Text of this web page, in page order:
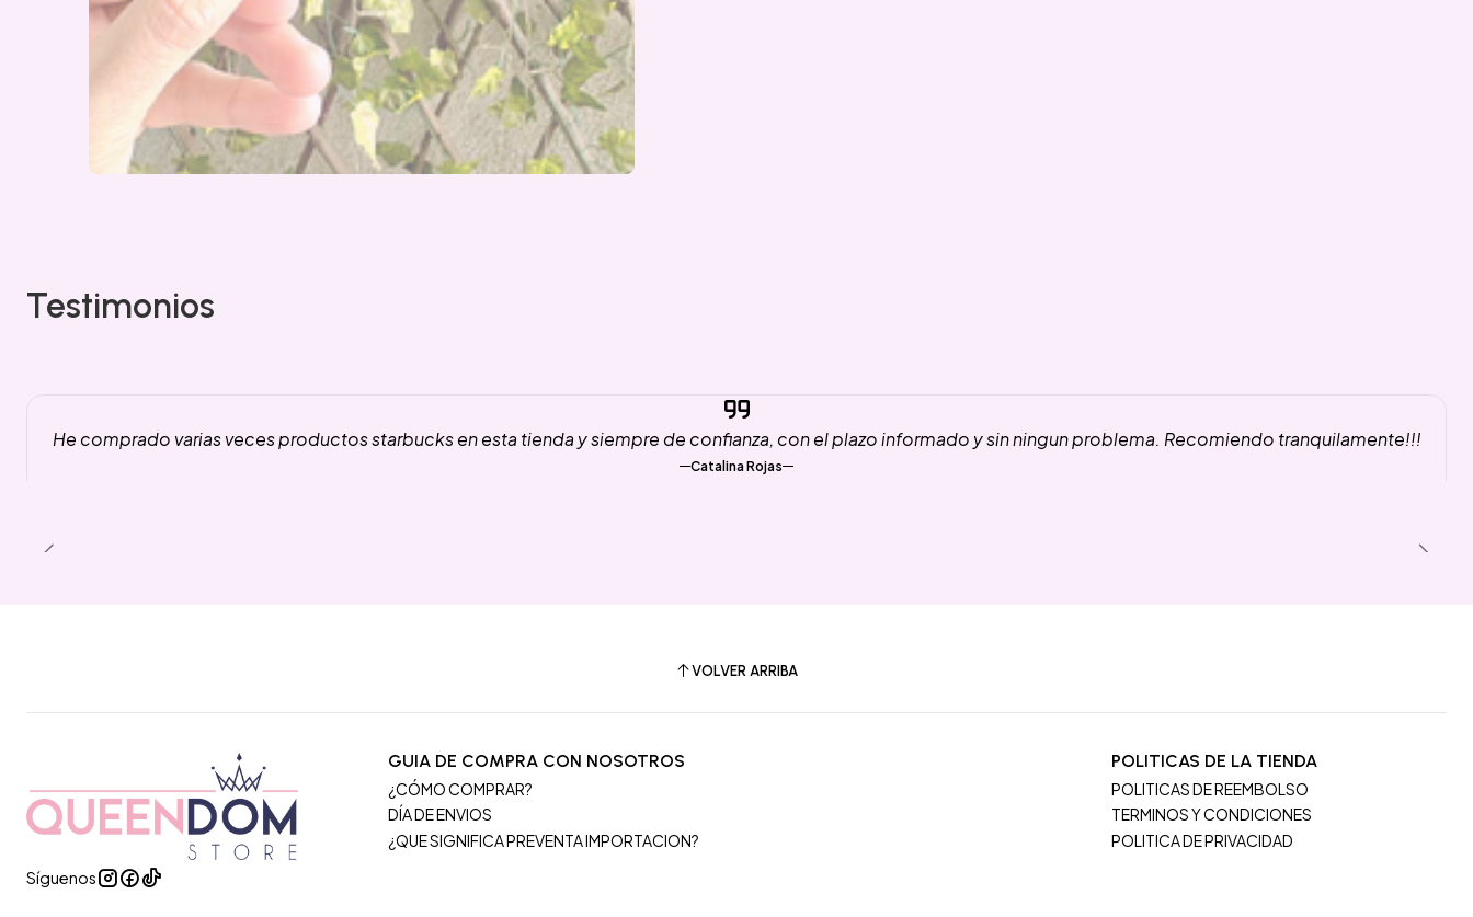
Testimonios
He comprado varias veces productos starbucks en esta tienda y siempre de confianza, con el plazo informado y sin ningun problema. Recomiendo tranquilamente!!!
Catalina Rojas
VOLVER ARRIBA
Síguenos
GUIA DE COMPRA CON NOSOTROS
¿CÓMO COMPRAR?
DÍA DE ENVIOS
¿QUE SIGNIFICA PREVENTA IMPORTACION?
POLITICAS DE LA TIENDA
POLITICAS DE REEMBOLSO
TERMINOS Y CONDICIONES
POLITICA DE PRIVACIDAD